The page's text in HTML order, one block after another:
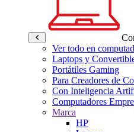
Ver todo en
Laptops y
Portátiles Gaming
Para Creadores de
Con Inteligencia
Computadores
Marca
HP